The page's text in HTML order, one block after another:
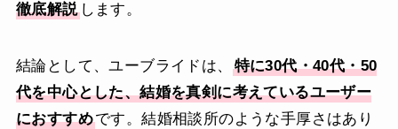
徹底解説します。
結論として、ユーブライドは、
特に30代・40代・50
代を中心とした、結婚を真剣に考えているユーザー
におすすめです。結婚相談所のような手厚さはあり